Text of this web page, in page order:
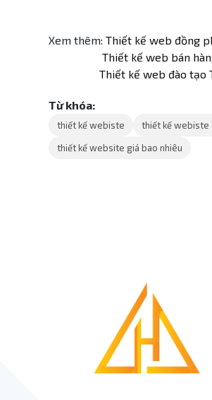
Xem thêm: Thiết kế web đồng
Thiết kế web bán
Thiết kế web đào tạo
Từ khóa:
thiết kế webiste thiết kế webiste
thiết kế website giá bao nhiêu